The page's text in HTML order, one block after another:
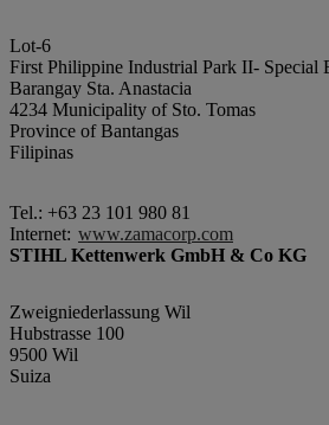
Lot-6
First Philippine Industrial Park II- Special
Barangay Sta. Anastacia
4234 Municipality of Sto. Tomas
Province of Bantangas
Filipinas
Tel.: +63 23 101 980 81
Internet: www.zamacorp.com
STIHL Kettenwerk GmbH & Co KG
Zweigniederlassung Wil
Hubstrasse 100
9500 Wil
Suiza